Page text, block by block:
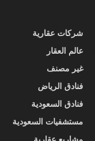
شركات عقارية
عالم العقار
غير مصنف
فنادق الرياض
فنادق السعودية
مستشفيات السعودية
مشاريع عقارية